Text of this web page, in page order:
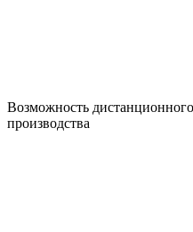
Возможность
производства